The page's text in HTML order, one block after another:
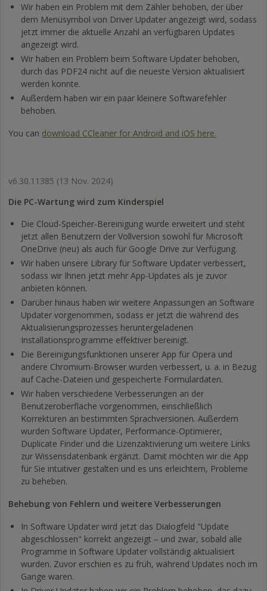
Wir haben ein Problem mit dem Zähler behoben, der über
dem Menüsymbol von Driver Updater angezeigt wird, sodass
jetzt immer die aktuelle Anzahl an verfügbaren Updates
angezeigt wird.
Wir haben ein Problem beim Software Updater behoben,
durch das PDF24 nicht auf die neueste Version aktualisiert
werden konnte.
Außerdem haben wir ein paar kleinere Softwarefehler
behoben.
You can download CCleaner for Android and iOS here.
v6.30.11385 (13 Nov. 2024)
Die PC-Wartung wird zum Kinderspiel
Die Cloud-Speicher-Bereinigung wurde erweitert und steht
jetzt allen Benutzern der Vollversion sowohl für Microsoft
OneDrive (neu) als auch für Google Drive zur Verfügung.
Wir haben unsere Library für Software Updater verbessert,
sodass wir Ihnen jetzt mehr App-Updates als je zuvor
anbieten können.
Darüber hinaus haben wir weitere Anpassungen an Software
Updater vorgenommen, sodass er jetzt die während des
Aktualisierungsprozesses heruntergeladenen
Installationsprogramme effektiver bereinigt.
Die Bereinigungsfunktionen unserer App für Opera und
andere Chromium-Browser wurden verbessert, u. a. in Bezug
auf Cache-Dateien und gespeicherte Formulardaten.
Wir haben verschiedene Verbesserungen an der
Benutzeroberfläche vorgenommen, einschließlich
Korrekturen an bestimmten Sprachversionen. Außerdem
wurden Software Updater, Performance-Optimierer,
Duplicate Finder und die Lizenzaktivierung um weitere Links
zur Wissensdatenbank ergänzt. Damit möchten wir die App
für Sie intuitiver gestalten und es uns erleichtern, Probleme
zu beheben.
Behebung von Fehlern und weitere Verbesserungen
In Software Updater wird jetzt das Dialogfeld "Update
abgeschlossen" korrekt angezeigt – und zwar, sobald alle
Programme in Software Updater vollständig aktualisiert
wurden. Zuvor erschien es zu früh, während Updates noch im
Gange waren.